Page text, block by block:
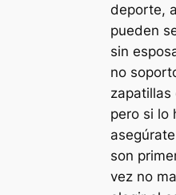
deporte,
pueden
sin
no
zapatillas
pero si lo
son
vez no